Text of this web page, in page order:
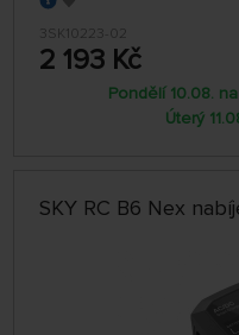
3SK10223-02
2 193 Kč
Pondělí 10.08.
Úterý
SKY RC B6 Nex